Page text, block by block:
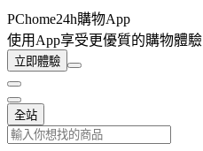
PChome24h購物App
使用App享受更優質的購物體驗
立即體驗
全站